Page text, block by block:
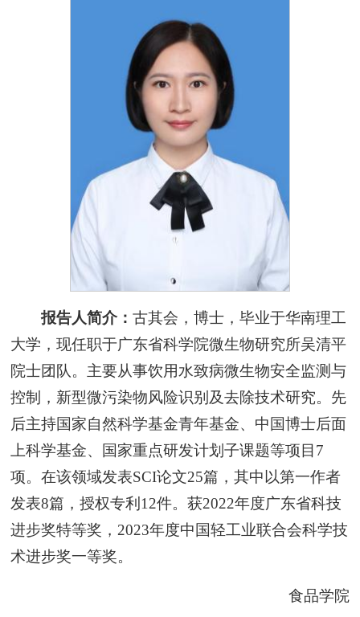
报告人简介： 古其会，博士，毕业于华南理工
大学，现任职于广东省科学院微生物研究所吴清平
院士团队。主要从事饮用水致病微生物安全监测与
控制，新型微污染物风险识别及去除技术研究。先
后主持国家自然科学基金青年基金、中国博士后面
上科学基金、国家重点研发计划子课题等项目7
项。在该领域发表SCI论文25篇，其中以第一作者
发表8篇，授权专利12件。获2022年度广东省科技
进步奖特等奖，2023年度中国轻工业联合会科学技
术进步奖一等奖。
食品学院